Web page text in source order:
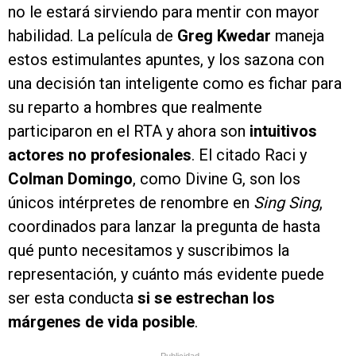
no le estará sirviendo para mentir con mayor
habilidad. La película de Greg Kwedar maneja
estos estimulantes apuntes, y los sazona con
una decisión tan inteligente como es fichar para
su reparto a hombres que realmente
participaron en el RTA y ahora son intuitivos
actores no profesionales. El citado Raci y
Colman Domingo, como Divine G, son los
únicos intérpretes de renombre en Sing Sing,
coordinados para lanzar la pregunta de hasta
qué punto necesitamos y suscribimos la
representación, y cuánto más evidente puede
ser esta conducta si se estrechan los
márgenes de vida posible.